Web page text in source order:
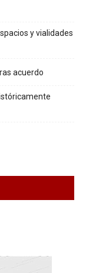
y vialidades
acuerdo